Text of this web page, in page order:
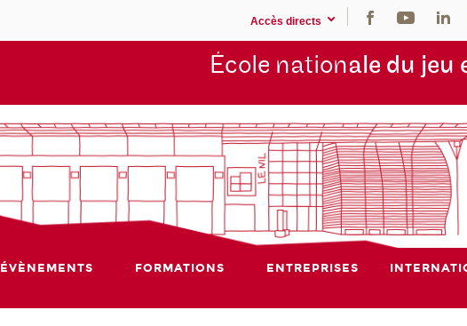
Accès directs
École nationale du jeu
ÉVÈNEMENTS FORMATIONS ENTREPRISES